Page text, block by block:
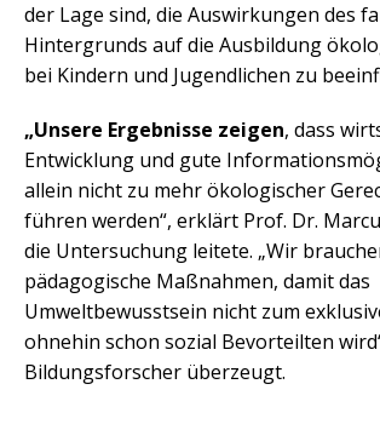
der Lage sind, die Auswirkungen des
Hintergrunds auf die Ausbildung
bei Kindern und Jugendlichen zu
„Unsere Ergebnisse zeigen, dass
Entwicklung und gute
allein nicht zu mehr ökologischer
führen werden“, erklärt Prof. Dr.
die Untersuchung leitete. „Wir
pädagogische Maßnahmen, damit das
Umweltbewusstsein nicht zum
ohnehin schon sozial Bevorteilten
Bildungsforscher überzeugt.